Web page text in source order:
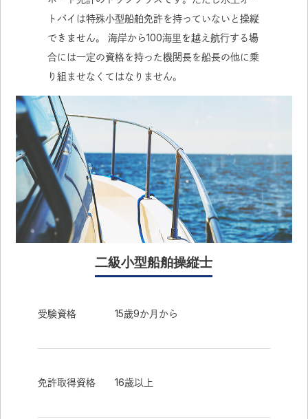
トバイは特殊小型船舶免許を持っていないと操縦
できません。 海岸から100海里を越え航行する場
合には一定の資格を持った機関長を船長の他に乗
り組ませなくてはなりません。
二級小型船舶操縦士
受験資格 15歳9か月から
免許取得資格 16歳以上